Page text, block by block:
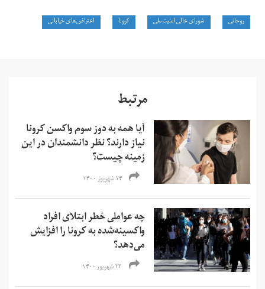
روحانی شورای عالی امنیت ملی کرونا اعتراض‌های خیابانی
مرتبط
آیا همه به دوز سوم واکسن کرونا
نیاز دارند؟ نظر دانشمندان در این
زمینه چیست؟
۲۴ شهریور ۱۴۰۰
چه عواملی خطر ابتلای افراد
واکسینه‌شده به کرونا را افزایش
می‌دهد؟
۲۳ شهریور ۱۴۰۰